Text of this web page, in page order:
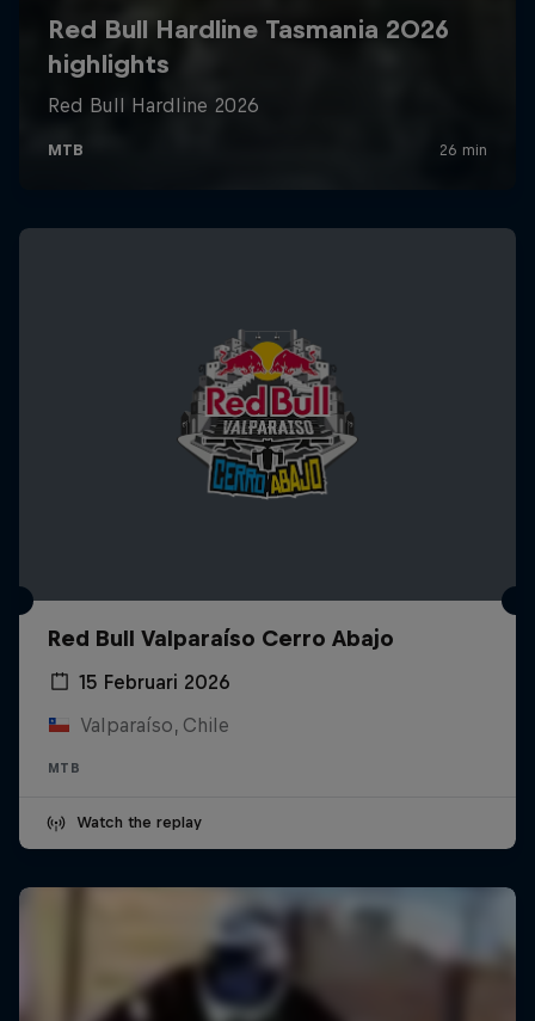
Red Bull Valparaíso Cerro Abajo
15 Februari 2026
Valparaíso, Chile
MTB
Watch the replay